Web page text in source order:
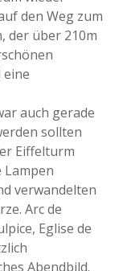
den Weg zum
der über 210m
auch gerade
sollten
Eiffelturm
Lampen
verwandelten
Arc de
Eglise de
Abendbild.